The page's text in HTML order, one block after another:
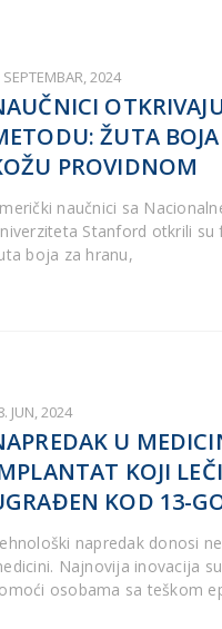
SEPTEMBAR, 2024
ŽUTA
PROVIDNOM
naučnici sa
Stanford otkrili
boja za hranu,
JUN, 2024
U
KOJI
KOD 13-
napredak donosi
Najnovija inovacija
osobama sa teškom